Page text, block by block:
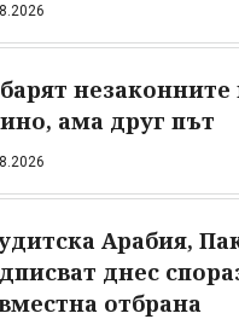
незаконните
ама друг път
Арабия,
днес
отбрана